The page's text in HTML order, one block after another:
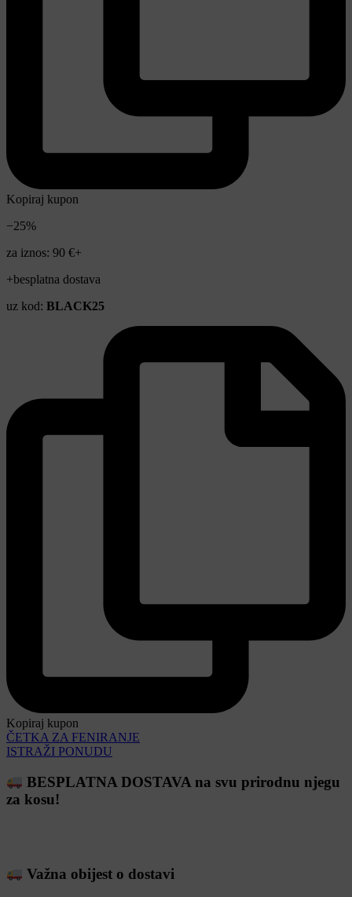
Kopiraj kupon
−25%
za iznos: 90 €+
+besplatna dostava
uz kod: BLACK25
Kopiraj kupon
ČETKA ZA FENIRANJE
ISTRAŽI PONUDU
BESPLATNA DOSTAVA na svu prirodnu njegu
za kosu!
Važna obijest o dostavi